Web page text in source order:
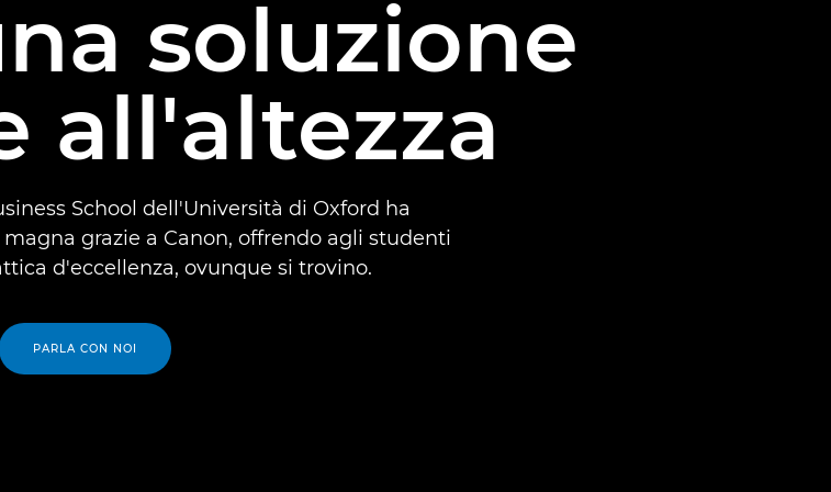
soluzione
all'altezza
School dell'Università di Oxford ha
grazie a Canon, offrendo agli studenti
d'eccellenza, ovunque si trovino.
PARLA CON NOI